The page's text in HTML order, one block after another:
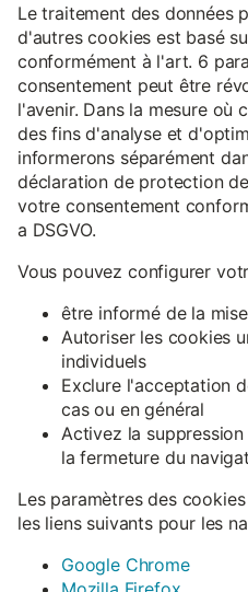
Le traitement des données
d'autres cookies est basé
conformément à l'art. 6
consentement peut être
l'avenir. Dans la mesure où
des fins d'analyse et
informerons séparément
déclaration de protection
votre consentement
a DSGVO.
Vous pouvez configurer
être informé de la
Autoriser les cookies
individuels
Exclure l'acceptation
cas ou en général
Activez la
la fermeture du
Les paramètres des
les liens suivants pour les
Google Chrome